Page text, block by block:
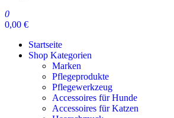
0
0,00 €
Startseite
Shop Kategorien
Marken
Pflegeprodukte
Pflegewerkzeug
Accessoires für Hunde
Accessoires für Katzen